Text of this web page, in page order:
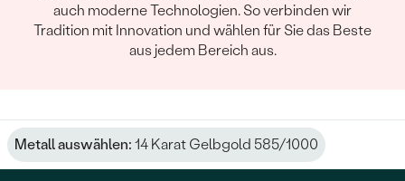
auch moderne Technologien. So verbinden wir
Tradition mit Innovation und wählen für Sie das Beste
aus jedem Bereich aus.
Metall auswählen: 14 Karat Gelbgold 585/1000